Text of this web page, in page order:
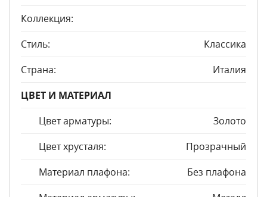
Коллекция:
Стиль:
Классика
Страна:
Италия
ЦВЕТ И МАТЕРИАЛ
Цвет арматуры:
Золото
Цвет хрусталя:
Прозрачный
Материал плафона:
Без плафона